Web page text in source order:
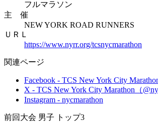
フルマラソン
主 催
NEW YORK ROAD RUNNERS
ＵＲＬ
https://www.nyrr.org/tcsnycmarathon
関連ページ
Facebook - TCS New York City
X - TCS New York City Marathon（
Instagram - nycmarathon
前回大会 男子 トップ3